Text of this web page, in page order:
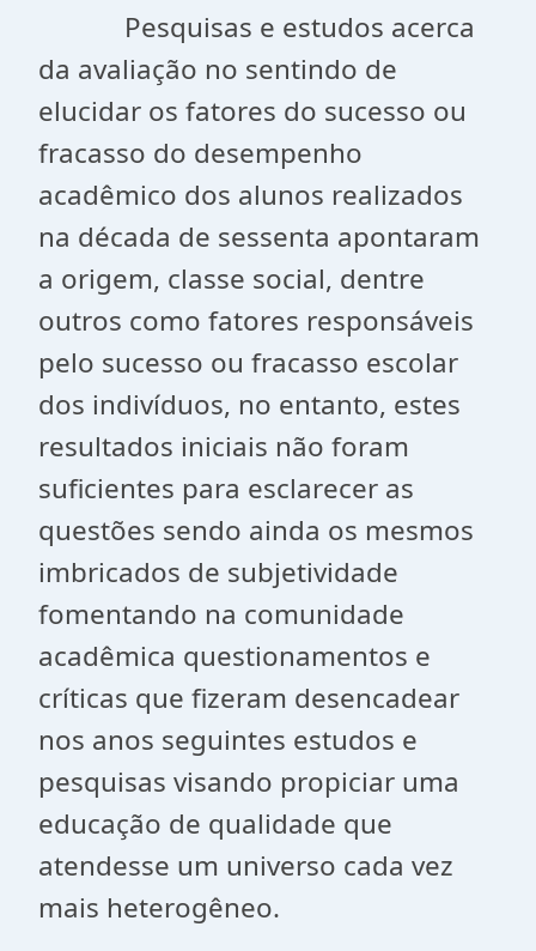
Pesquisas e estudos acerca
da avaliação no sentindo de
elucidar os fatores do sucesso ou
fracasso do desempenho
acadêmico dos alunos realizados
na década de sessenta apontaram
a origem, classe social, dentre
outros como fatores responsáveis
pelo sucesso ou fracasso escolar
dos indivíduos, no entanto, estes
resultados iniciais não foram
suficientes para esclarecer as
questões sendo ainda os mesmos
imbricados de subjetividade
fomentando na comunidade
acadêmica questionamentos e
críticas que fizeram desencadear
nos anos seguintes estudos e
pesquisas visando propiciar uma
educação de qualidade que
atendesse um universo cada vez
mais heterogêneo.